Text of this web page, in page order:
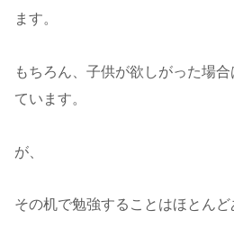
ます。
もちろん、子供が欲しがった場
ています。
が、
その机で勉強することはほとんど